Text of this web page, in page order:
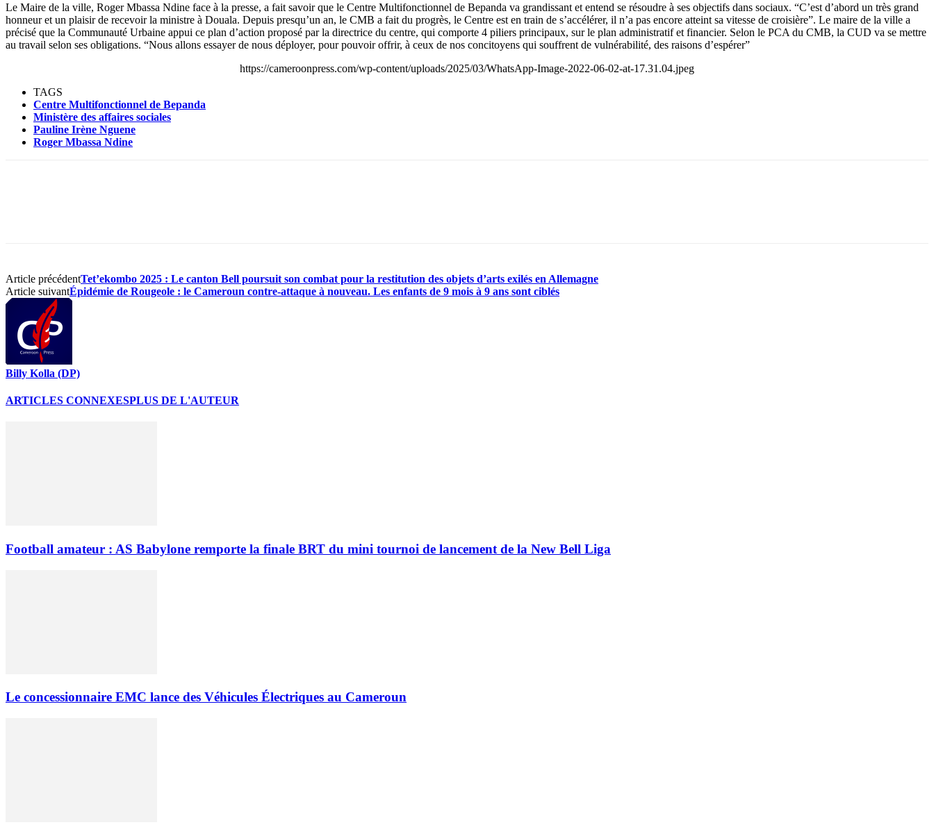
Le Maire de la ville, Roger Mbassa Ndine face à la presse, a fait savoir que le Centre Multifonctionnel de Bepanda va grandissant et entend se résoudre à ses objectifs dans sociaux. “C’est d’abord un très grand
honneur et un plaisir de recevoir la ministre à Douala. Depuis presqu’un an, le CMB a fait du progrès, le Centre est en train de s’accélérer, il n’a pas encore atteint sa vitesse de croisière”. Le maire de la ville a
précisé que la Communauté Urbaine appui ce plan d’action proposé par la directrice du centre, qui comporte 4 piliers principaux, sur le plan administratif et financier. Selon le PCA du CMB, la CUD va se mettre
au travail selon ses obligations. “Nous allons essayer de nous déployer, pour pouvoir offrir, à ceux de nos concitoyens qui souffrent de vulnérabilité, des raisons d’espérer”
https://cameroonpress.com/wp-content/uploads/2025/03/WhatsApp-Image-2022-06-02-at-17.31.04.jpeg
TAGS
Centre Multifonctionnel de Bepanda
Ministère des affaires sociales
Pauline Irène Nguene
Roger Mbassa Ndine
Article précédentTet’ekombo 2025 : Le canton Bell poursuit son combat pour la restitution des objets d’arts exilés en Allemagne
Article suivantÉpidémie de Rougeole : le Cameroun contre-attaque à nouveau. Les enfants de 9 mois à 9 ans sont ciblés
Billy Kolla (DP)
ARTICLES CONNEXESPLUS DE L'AUTEUR
Football amateur : AS Babylone remporte la finale BRT du mini tournoi de lancement de la New Bell Liga
Le concessionnaire EMC lance des Véhicules Électriques au Cameroun